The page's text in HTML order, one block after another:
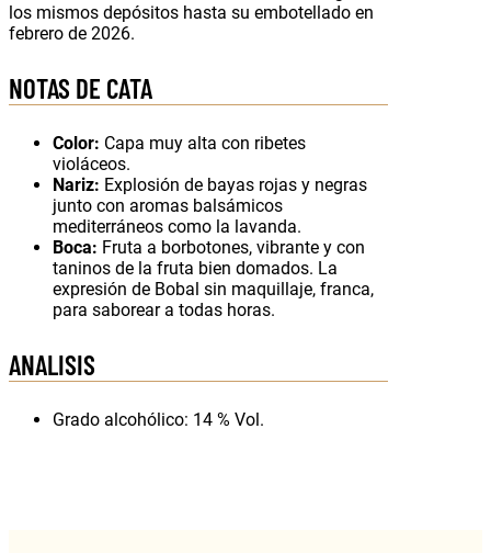
los mismos depósitos hasta su embotellado en
febrero de 2026.
NOTAS DE CATA
Color: Capa muy alta con ribetes
violáceos.
Nariz: Explosión de bayas rojas y negras
junto con aromas balsámicos
mediterráneos como la lavanda.
Boca: Fruta a borbotones, vibrante y con
taninos de la fruta bien domados. La
expresión de Bobal sin maquillaje, franca,
para saborear a todas horas.
ANALISIS
Grado alcohólico: 14 % Vol.